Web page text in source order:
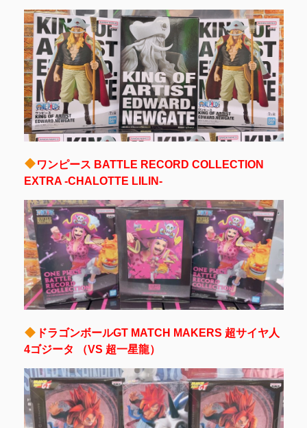
ワンピース BATTLE RECORD COLLECTION
EXTRA -CHALOTTE LILIN-
ドラゴンボールGT MATCH MAKERS 超サイヤ人
4ゴジータ （VS 超一星龍）